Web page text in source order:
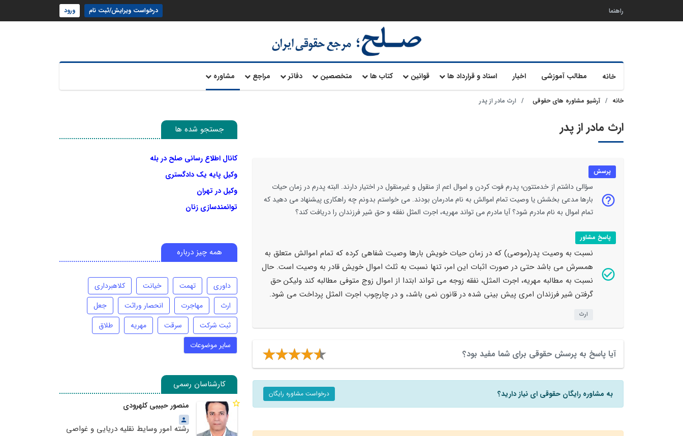
راهنما درخواست ویرایش/ثبت نام ورود
خانه مطالب آموزشی اخبار اسناد و قرارداد ها قوانین کتاب ها متخصصین دفاتر مراجع مشاوره
خانه آرشیو مشاوره های حقوقی ارث مادر از پدر
ارث مادر از پدر
پرسش
سؤالی داشتم از خدمتتون؛ پدرم فوت کردن و اموال اعم از منقول و غیرمنقول در اختیار دارند. البته پدرم در زمان حیات
بارها مدعی بخشش یا وصیت تمام اموالش به نام مادرمان بودند. می خواستم بدونم چه راهکاری پیشنهاد می دهید که
تمام اموال به نام مادرم شود؟ آیا مادرم می تواند مهریه، اجرت المثل نفقه و حق شیر فرزندان را دریافت کند؟
پاسخ مشاور
نسبت به وصیت پدر(موصی) که در زمان حیات خویش بارها وصیت شفاهی کرده که تمام اموالش متعلق به
همسرش می باشد حتی در صورت اثبات این امر، تنها نسبت به ثلث اموال خویش قادر به وصیت است. حال
نسبت به مطالبه مهریه، اجرت المثل، نفقه زوجه می تواند ابتدا از اموال زوج متوفی مطالبه کند ولیکن حق
گرفتن شیر فرزندان امری پیش بینی شده در قانون نمی باشد، و در چارچوب اجرت المثل پرداخت می شود.
ارث
آیا پاسخ به پرسش حقوقی برای شما مفید بود؟
به مشاوره رایگان حقوقی ای نیاز دارید؟ درخواست مشاوره رایگان
جستجو شده ها
کانال اطلاع رسانی صلح در بله
وکیل پایه یک دادگستری
وکیل در تهران
توانمندسازی زنان
همه چیز درباره
داوری تهمت خیانت
کلاهبرداری
ارث
مهاجرت انحصار وراثت
جعل
ثبت شرکت
سرقت مهریه
طلاق
سایر موضوعات
کارشناسان رسمی
منصور حبیبی کلهرودی
رشته امور وسایط نقلیه دریایی و غواصی